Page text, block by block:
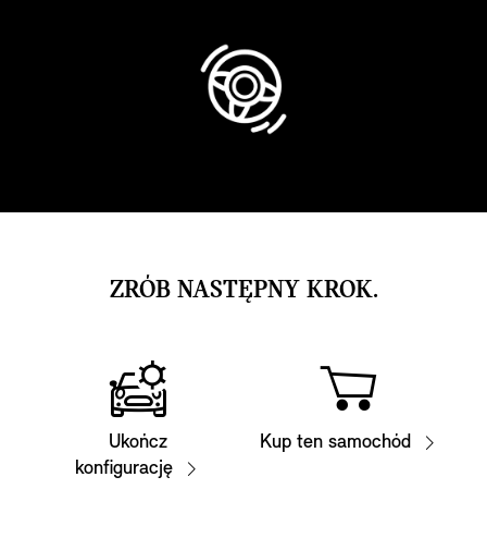
ZRÓB NASTĘPNY KROK.
Ukończ
konfigurację
Kup ten samochód